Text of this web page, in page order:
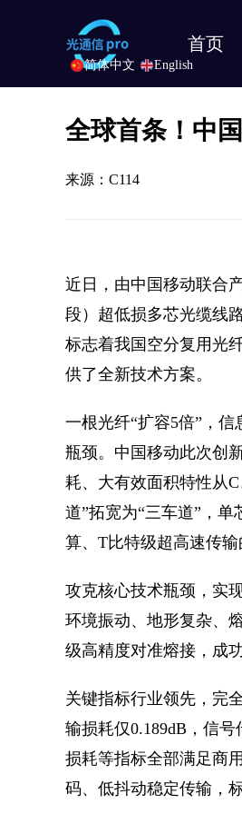
首页
全球首条！中
来源：C114
近日，由中国移动联合
段）超低损多芯光缆线
标志着我国空分复用光
供了全新技术方案。
一根光纤“扩容5倍”，
瓶颈。中国移动此次创
耗、大有效面积特性从
道”拓宽为“三车道”，
算、T比特级超高速传输
攻克核心技术瓶颈，实
环境振动、地形复杂、
级高精度对准熔接，成
关键指标行业领先，完
输损耗仅0.189dB，信
损耗等指标全部满足商
码、低抖动稳定传输，
简体中文 English